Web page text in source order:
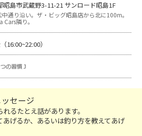
昭島市武蔵野3-11-21 サンロード昭島1F
中通り沿い。ザ・ビッグ昭島店から北に100m。
Cars隣り。
16:00~22:00）
セージ
るたとえ話があります。
あげるか、あるいは釣り方を教えてあげ